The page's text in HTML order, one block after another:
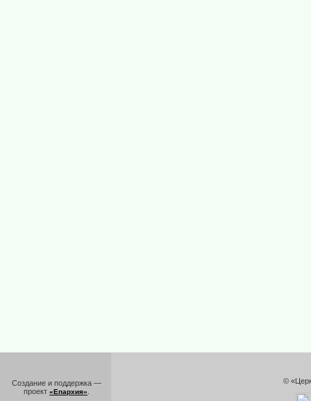
Создание и поддержка —
проект «Епархия»
©